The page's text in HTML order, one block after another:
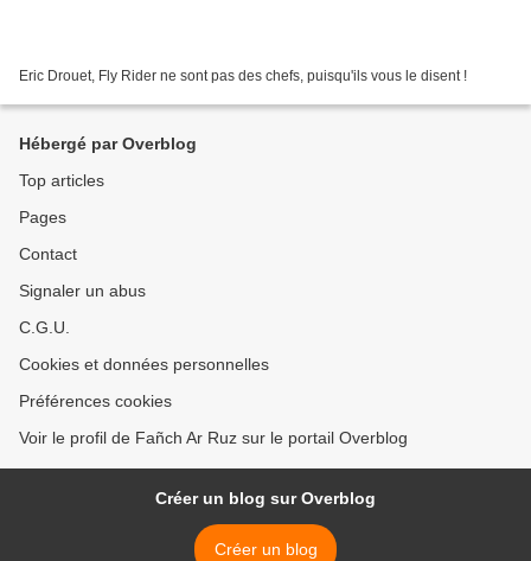
Eric Drouet, Fly Rider ne sont pas des chefs, puisqu'ils vous le disent !
Hébergé par Overblog
Top articles
Pages
Contact
Signaler un abus
C.G.U.
Cookies et données personnelles
Préférences cookies
Voir le profil de Fañch Ar Ruz sur le portail Overblog
Créer un blog sur Overblog
Créer un blog